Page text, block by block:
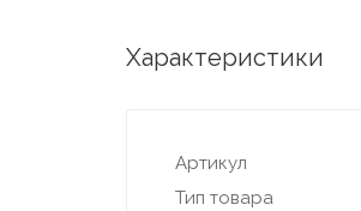
Характеристики
Артикул
Тип товара